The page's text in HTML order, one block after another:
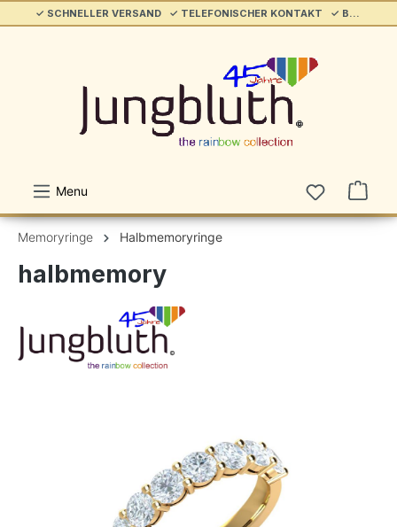
springen ✓ SCHNELLER VERSAND ✓ TELEFONISCHER KONTAKT ✓ BELIEBT & ETABLIERT ✓ SERVICE/HILFE
Menu
Memoryringe Halbmemoryringe
halbmemory